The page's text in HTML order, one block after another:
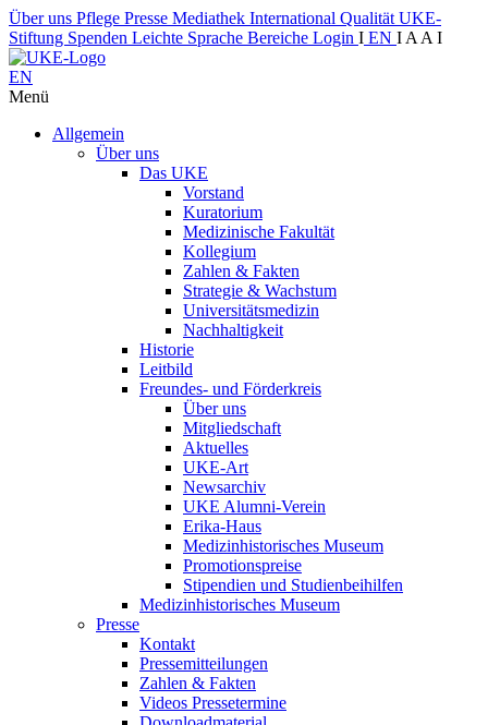
Über uns Pflege Presse Mediathek International Qualität UKE-
Stiftung Spenden Leichte Sprache Bereiche Login I EN I A A I
EN
Menü
Allgemein
Über uns
Das UKE
Vorstand
Kuratorium
Medizinische Fakultät
Kollegium
Zahlen & Fakten
Strategie & Wachstum
Universitätsmedizin
Nachhaltigkeit
Historie
Leitbild
Freundes- und Förderkreis
Über uns
Mitgliedschaft
Aktuelles
UKE-Art
Newsarchiv
UKE Alumni-Verein
Erika-Haus
Medizinhistorisches Museum
Promotionspreise
Stipendien und Studienbeihilfen
Medizinhistorisches Museum
Presse
Kontakt
Pressemitteilungen
Zahlen & Fakten
Videos Pressetermine